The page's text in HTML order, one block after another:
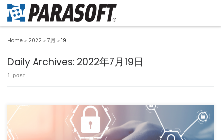
Home » 2022 » 7月 » 19
Daily Archives: 2022年7月19日
1 post